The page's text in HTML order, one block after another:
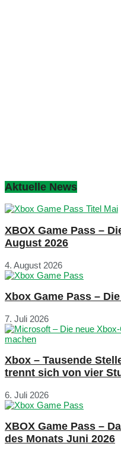
Aktuelle News
XBOX Game Pass –
August 2026
4. August 2026
Xbox Game Pass –
7. Juli 2026
Xbox – Tausende
trennt sich von vier
6. Juli 2026
XBOX Game Pass –
des Monats Juni 2026